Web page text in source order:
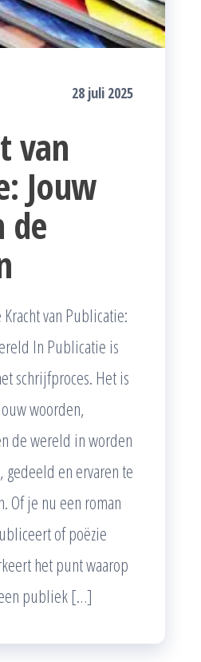
28 juli 2025
van
Jouw
de
van Publicatie:
In Publicatie is
schrijfproces. Het is
woorden,
de wereld in worden
gedeeld en ervaren te
Of je nu een roman
of poëzie
het punt waarop
publiek […]